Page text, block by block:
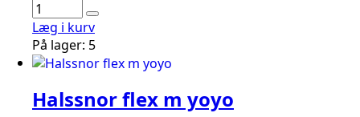
Læg i kurv
På lager: 5
Halssnor flex m yoyo